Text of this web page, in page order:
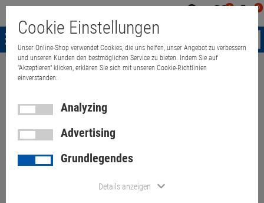
0 0
Menü
Weiter einkaufen
Apple 27" Thunderbolt Display
defekt für Bastler keine
Funktion ohne Scheibe
Cookie Einstellungen
Unser Online-Shop verwendet Cookies, die uns helfen, unser Angebot zu verbessern
und unseren Kunden den bestmöglichen Service zu bieten. Indem Sie auf
"Akzeptieren" klicken, erklären Sie sich mit unseren Cookie-Richtlinien
einverstanden.
Analyzing
Advertising
Grundlegendes
Details anzeigen